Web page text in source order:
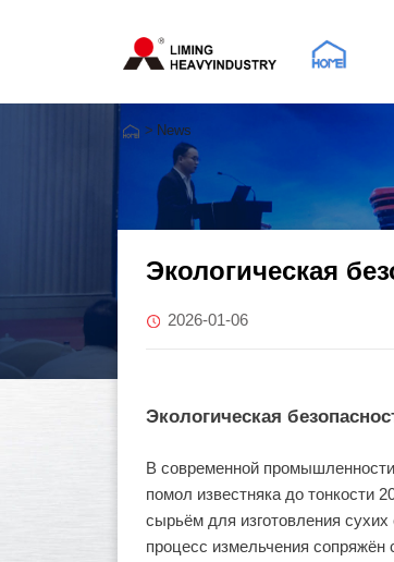
> News
Экологическая
2026-01-06
Экологическая
В современной
помол известняка до тонкости
сырьём для изготовления
процесс измельчения